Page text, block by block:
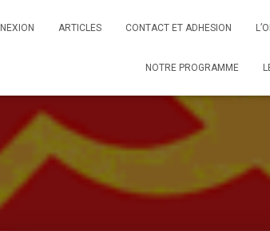
ARTICLES CONTACT ET ADHESION
NOTRE PROGRAMME